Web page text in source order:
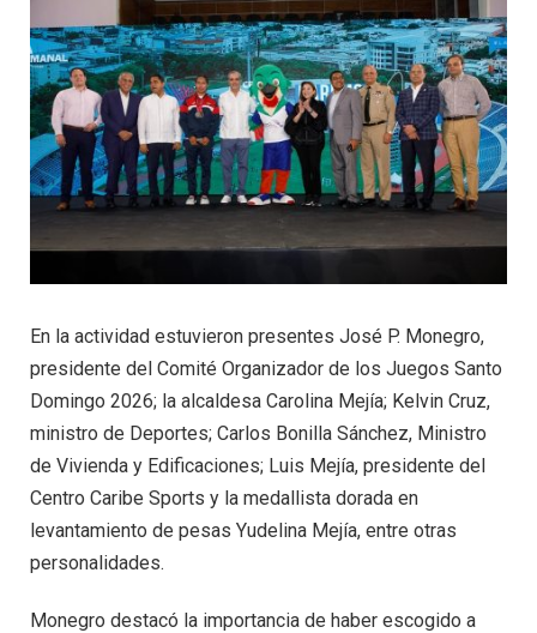
En la actividad estuvieron presentes José P. Monegro,
presidente del Comité Organizador de los Juegos Santo
Domingo 2026; la alcaldesa Carolina Mejía; Kelvin Cruz,
ministro de Deportes; Carlos Bonilla Sánchez, Ministro
de Vivienda y Edificaciones; Luis Mejía, presidente del
Centro Caribe Sports y la medallista dorada en
levantamiento de pesas Yudelina Mejía, entre otras
personalidades.
Monegro destacó la importancia de haber escogido a